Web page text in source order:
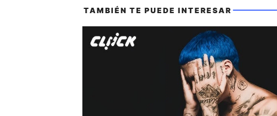
TAMBIÉN TE PUEDE INTERESAR
También te puede interesar